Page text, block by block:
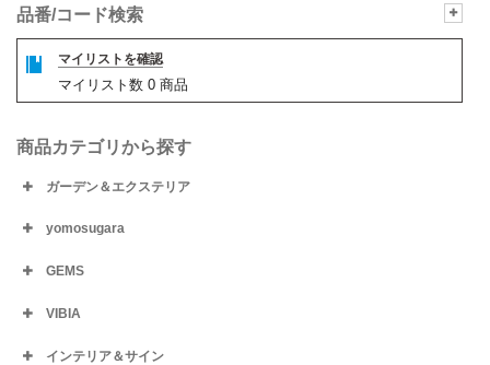
品番/コード検索
マイリストを確認
マイリスト数 0 商品
商品カテゴリから探す
ガーデン＆エクステリア
yomosugara
GEMS
VIBIA
インテリア＆サイン